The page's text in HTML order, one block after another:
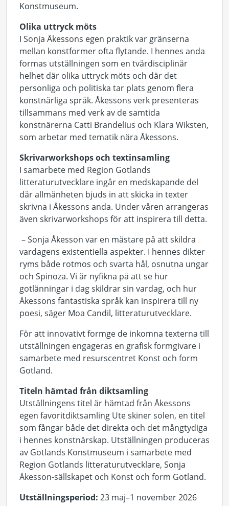
Konstmuseum.
Olika uttryck möts
I Sonja Åkessons egen praktik var gränserna
mellan konstformer ofta flytande. I hennes anda
formas utställningen som en tvärdisciplinär
helhet där olika uttryck möts och där det
personliga och politiska tar plats genom flera
konstnärliga språk. Åkessons verk presenteras
tillsammans med verk av de samtida
konstnärerna Catti Brandelius och Klara Wiksten,
som arbetar med tematik nära Åkessons.
Skrivarworkshops och textinsamling
I samarbete med Region Gotlands
litteraturutvecklare ingår en medskapande del
där allmänheten bjuds in att skicka in texter
skrivna i Åkessons anda. Under våren arrangeras
även skrivarworkshops för att inspirera till detta.
– Sonja Åkesson var en mästare på att skildra
vardagens existentiella aspekter. I hennes dikter
ryms både rotmos och svarta hål, osnutna ungar
och Spinoza. Vi är nyfikna på att se hur
gotlänningar i dag skildrar sin vardag, och hur
Åkessons fantastiska språk kan inspirera till ny
poesi, säger Moa Candil, litteraturutvecklare.
För att innovativt formge de inkomna texterna till
utställningen engageras en grafisk formgivare i
samarbete med resurscentret Konst och form
Gotland.
Titeln hämtad från diktsamling
Utställningens titel är hämtad från Åkessons
egen favoritdiktsamling Ute skiner solen, en titel
som fångar både det direkta och det mångtydiga
i hennes konstnärskap. Utställningen produceras
av Gotlands Konstmuseum i samarbete med
Region Gotlands litteraturutvecklare, Sonja
Åkesson-sällskapet och Konst och form Gotland.
Utställningsperiod: 23 maj–1 november 2026